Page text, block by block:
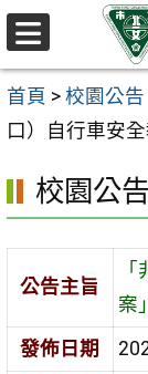
跳至主要內容區
首頁 > 校園公告
口）自行車安
校園公告
公告主旨
案
發佈日期
選
單